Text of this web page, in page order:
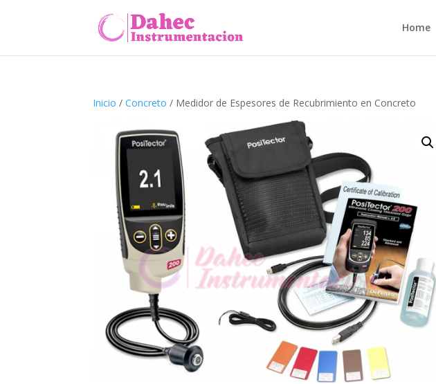
Home
Inicio /Concreto / Medidor de Espesores de Recubrimiento en Concreto